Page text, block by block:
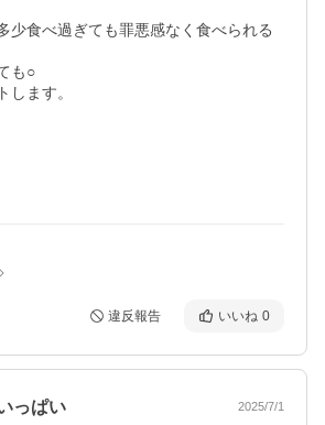
少食べ過ぎても罪悪感なく食べられる
も○
します。
違反報告 いいね 0
っぱい 2025/7/1